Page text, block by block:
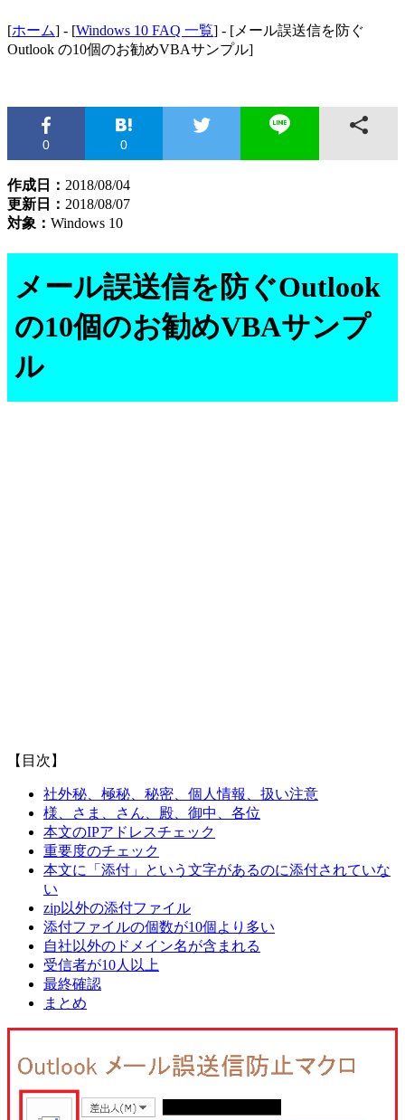
[ホーム] - [Windows 10 FAQ 一覧] - [メール誤送信を防ぐ
Outlook の10個のお勧めVBAサンプル]
0 0
作成日： 2018/08/04
更新日： 2018/08/07
対象： Windows 10
メール誤送信を防ぐOutlook
の10個のお勧めVBAサンプ
ル
【目次】
社外秘、極秘、秘密、個人情報、扱い注意
様、さま、さん、殿、御中、各位
本文のIPアドレスチェック
重要度のチェック
本文に「添付」という文字があるのに添付されていな
い
zip以外の添付ファイル
添付ファイルの個数が10個より多い
自社以外のドメイン名が含まれる
受信者が10人以上
最終確認
まとめ